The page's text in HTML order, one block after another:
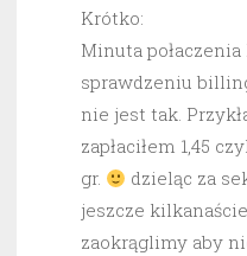
Krótko:
Minuta połaczenia
sprawdzeniu
nie jest tak.
zapłaciłem 1,45
gr.
dzieląc za
jeszcze
zaokrąglimy aby